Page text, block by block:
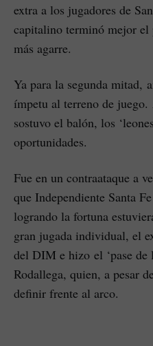
extra a los jugadores de
capitalino terminó mejor
más agarre.
Ya para la segunda mitad,
ímpetu al terreno de
sostuvo el balón, los
oportunidades.
Fue en un contraataque a
que Independiente Santa
logrando la fortuna
gran jugada individual, el
del DIM e hizo el ‘pase de
Rodallega, quien, a pesar
definir frente al arco.